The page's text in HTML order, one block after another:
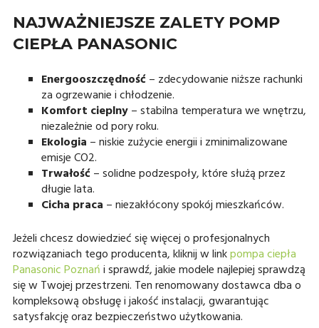
NAJWAŻNIEJSZE ZALETY POMP
CIEPŁA PANASONIC
Energooszczędność– zdecydowanie niższe rachunki
za ogrzewanie i chłodzenie.
Komfort cieplny– stabilna temperatura we wnętrzu,
niezależnie od pory roku.
Ekologia – niskie zużycie energii i zminimalizowane
emisje CO2.
Trwałość– solidne podzespoły, które służą przez
długie lata.
Cicha praca – niezakłócony spokój mieszkańców.
Jeżeli chcesz dowiedzieć się więcej o profesjonalnych
rozwiązaniach tego producenta, kliknij w linkpompa ciepła
Panasonic Poznańi sprawdź, jakie modele najlepiej sprawdzą
się w Twojej przestrzeni. Ten renomowany dostawca dba o
kompleksową obsługę i jakość instalacji, gwarantując
satysfakcję oraz bezpieczeństwo użytkowania.